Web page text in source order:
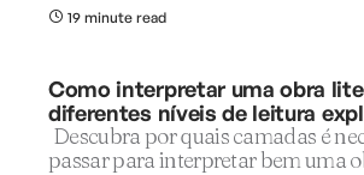
19 minute read
Como interpretar uma obra
diferentes níveis de leitura
Descubra por quais camadas é
passar para interpretar bem uma